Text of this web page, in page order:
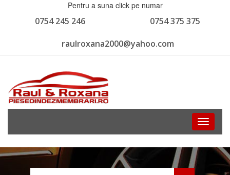
Pentru a suna click pe numar
0754 375 375
0754 245 246
raulroxana2000@yahoo.com
Toggle